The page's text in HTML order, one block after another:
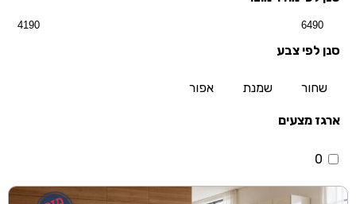
סנן לפי צבע
שחור שמנת אפור
ארגז מצעים
0